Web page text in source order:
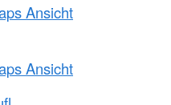
Ansicht
Ansicht